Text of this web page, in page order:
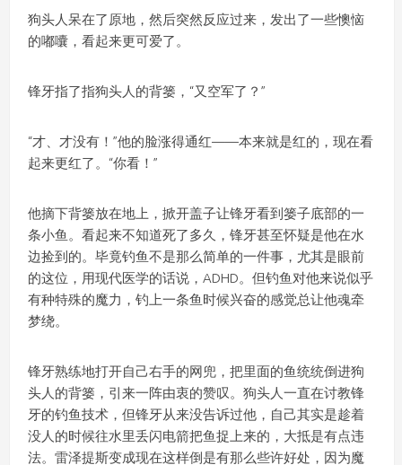
狗头人呆在了原地，然后突然反应过来，发出了一些懊恼
的嘟囔，看起来更可爱了。
锋牙指了指狗头人的背篓，“又空军了？”
“才、才没有！”他的脸涨得通红——本来就是红的，现在看
起来更红了。“你看！”
他摘下背篓放在地上，掀开盖子让锋牙看到篓子底部的一
条小鱼。看起来不知道死了多久，锋牙甚至怀疑是他在水
边捡到的。毕竟钓鱼不是那么简单的一件事，尤其是眼前
的这位，用现代医学的话说，ADHD。但钓鱼对他来说似乎
有种特殊的魔力，钓上一条鱼时候兴奋的感觉总让他魂牵
梦绕。
锋牙熟练地打开自己右手的网兜，把里面的鱼统统倒进狗
头人的背篓，引来一阵由衷的赞叹。狗头人一直在讨教锋
牙的钓鱼技术，但锋牙从来没告诉过他，自己其实是趁着
没人的时候往水里丢闪电箭把鱼捉上来的，大抵是有点违
法。雷泽提斯变成现在这样倒是有那么些许好处，因为魔